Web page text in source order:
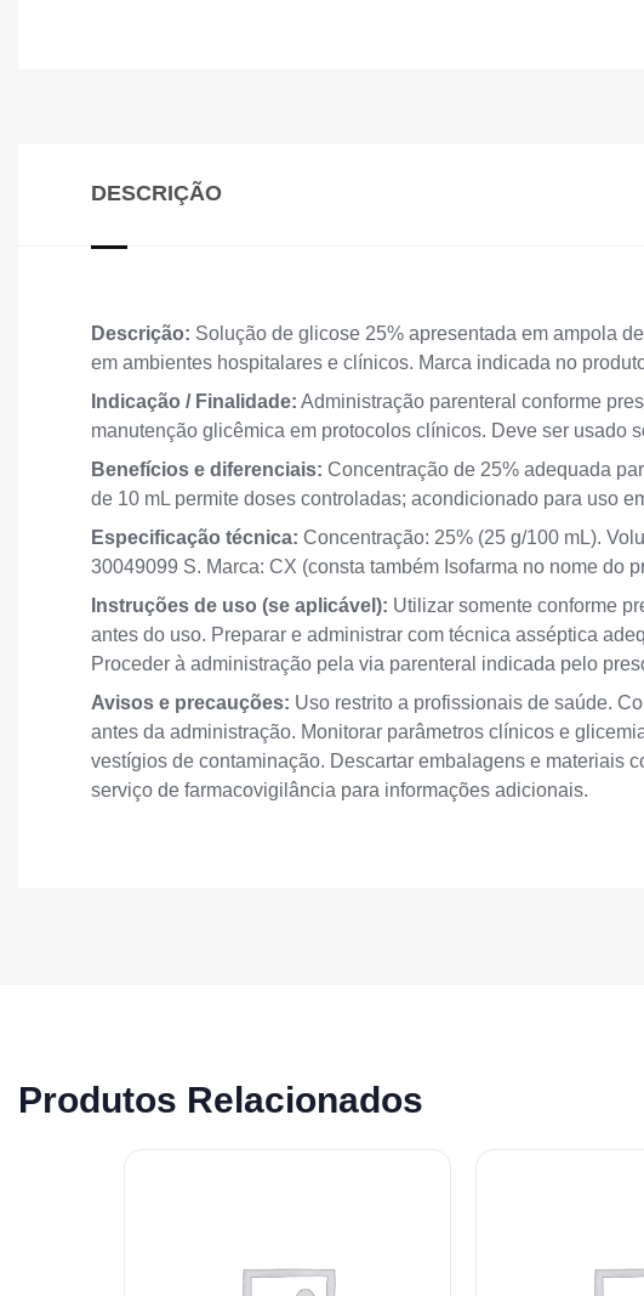
DESCRIÇÃO
Descrição: Solução de glicose 25% apresentada em ampola
em ambientes hospitalares e clínicos. Marca indicada no
Indicação / Finalidade: Administração parenteral conforme
manutenção glicêmica em protocolos clínicos. Deve ser usado
Benefícios e diferenciais: Concentração de 25% adequada
de 10 mL permite doses controladas; acondicionado para uso
Especificação técnica: Concentração: 25% (25 g/100 mL).
30049099 S. Marca: CX (consta também Isofarma no nome do
Instruções de uso (se aplicável): Utilizar somente conforme
antes do uso. Preparar e administrar com técnica asséptica
Proceder à administração pela via parenteral indicada pelo
Avisos e precauções: Uso restrito a profissionais de saúde.
antes da administração. Monitorar parâmetros clínicos e
vestígios de contaminação. Descartar embalagens e materiais
serviço de farmacovigilância para informações adicionais.
Produtos Relacionados